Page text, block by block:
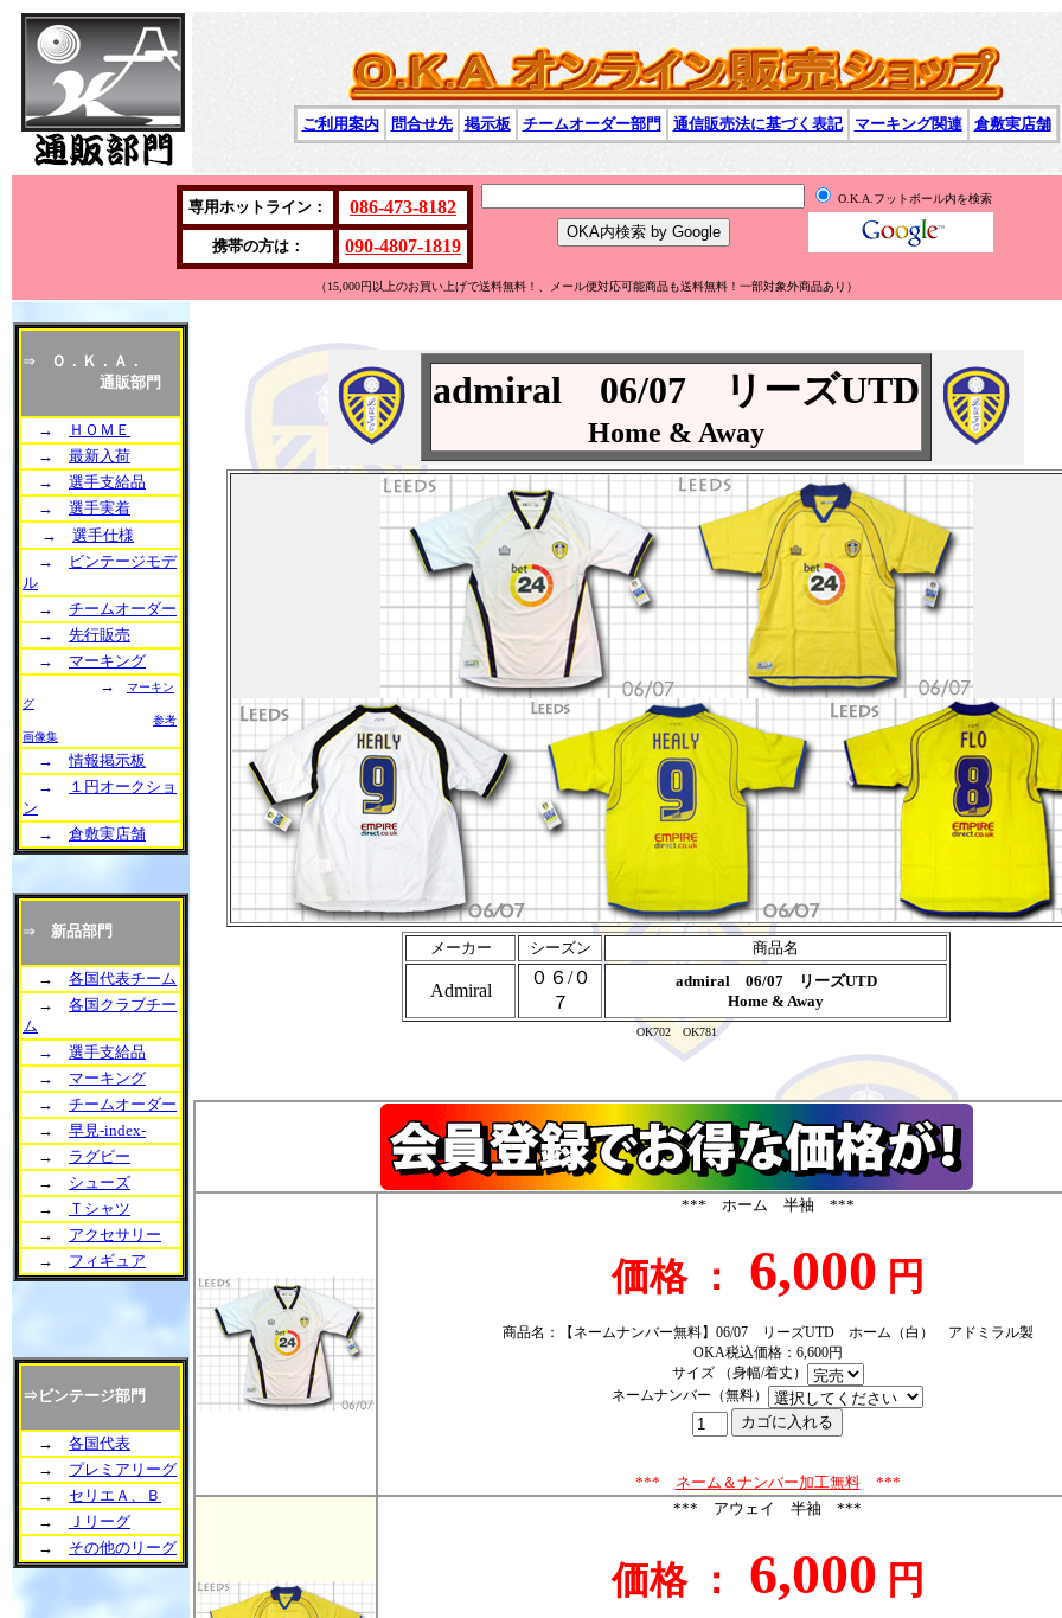
ご利用案内 問合せ先 掲示板 チームオーダー部門 通信販売法に基づく表記 マーキング関連 倉敷実店舗
専用ホットライン： 086-473-8182
携帯の方は： 090-4807-1819
O.K.A.フットボール内を検索
（15,000円以上のお買い上げで送料無料！、メール便対応可能商品も送料無料！一部対象外商品あり）
⇒
Ｏ．Ｋ．Ａ．
通販部門
→
ＨＯＭＥ
→ 最新入荷
→ 選手支給品
→ 選手実着
→ 選手仕様
→
ビンテージモデ
ル
→ チームオーダー
→ 先行販売
→ マーキング
→
マーキン
グ
参考
画像集
→情報掲示板
→
１円オークショ
ン
→ 倉敷実店舗
⇒ 新品部門
→ 各国代表チーム
→ 各国クラブチー
ム
→ 選手支給品
→ マーキング
→ チームオーダー
→ 早見-index-
→ ラグビー
→ シューズ
→
Ｔシャツ
→ アクセサリー
→ フィギュア
⇒ビンテージ部門
→ 各国代表
→ プレミアリーグ
→ セリエＡ、Ｂ
→
Ｊリーグ
→ その他のリーグ
admiral 06/07 リーズUTD
Home & Away
メーカー シーズン 商品名
Admiral
０６/０
７
admiral 06/07 リーズUTD
Home & Away
OK702 OK781
*** ホーム 半袖 ***
価格 ： 6,000 円
商品名：【ネームナンバー無料】06/07 リーズUTD ホーム（白） アドミラル製
OKA税込価格：6,600円
サイズ （身幅/着丈）
ネームナンバー（無料）
*** ネーム＆ナンバー加工無料***
*** アウェイ 半袖 ***
価格 ： 6,000 円